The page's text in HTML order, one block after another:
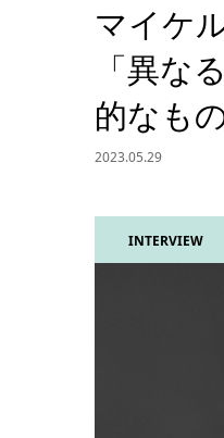
マイケ
「異な
的なも
2023.05.29
INTERVIEW